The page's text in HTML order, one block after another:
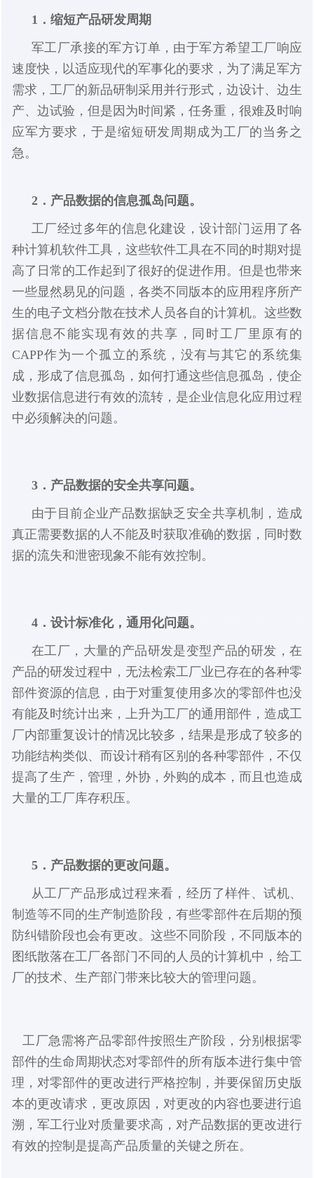
1．缩短产品研发周期
军工厂承接的军方订单，由于军方希望工厂响应
速度快，以适应现代的军事化的要求，为了满足军方
需求，工厂的新品研制采用并行形式，边设计、边生
产、边试验，但是因为时间紧，任务重，很难及时响
应军方要求，于是缩短研发周期成为工厂的当务之
急。
2．产品数据的信息孤岛问题。
工厂经过多年的信息化建设，设计部门运用了各
种计算机软件工具，这些软件工具在不同的时期对提
高了日常的工作起到了很好的促进作用。但是也带来
一些显然易见的问题，各类不同版本的应用程序所产
生的电子文档分散在技术人员各自的计算机。这些数
据信息不能实现有效的共享，同时工厂里原有的
CAPP作为一个孤立的系统，没有与其它的系统集
成，形成了信息孤岛，如何打通这些信息孤岛，使企
业数据信息进行有效的流转，是企业信息化应用过程
中必须解决的问题。
3．产品数据的安全共享问题。
由于目前企业产品数据缺乏安全共享机制，造成
真正需要数据的人不能及时获取准确的数据，同时数
据的流失和泄密现象不能有效控制。
4．设计标准化，通用化问题。
在工厂，大量的产品研发是变型产品的研发，在
产品的研发过程中，无法检索工厂业已存在的各种零
部件资源的信息，由于对重复使用多次的零部件也没
有能及时统计出来，上升为工厂的通用部件，造成工
厂内部重复设计的情况比较多，结果是形成了较多的
功能结构类似、而设计稍有区别的各种零部件，不仅
提高了生产，管理，外协，外购的成本，而且也造成
大量的工厂库存积压。
5．产品数据的更改问题。
从工厂产品形成过程来看，经历了样件、试机、
制造等不同的生产制造阶段，有些零部件在后期的预
防纠错阶段也会有更改。这些不同阶段，不同版本的
图纸散落在工厂各部门不同的人员的计算机中，给工
厂的技术、生产部门带来比较大的管理问题。
工厂急需将产品零部件按照生产阶段，分别根据零
部件的生命周期状态对零部件的所有版本进行集中管
理，对零部件的更改进行严格控制，并要保留历史版
本的更改请求，更改原因，对更改的内容也要进行追
溯，军工行业对质量要求高，对产品数据的更改进行
有效的控制是提高产品质量的关键之所在。